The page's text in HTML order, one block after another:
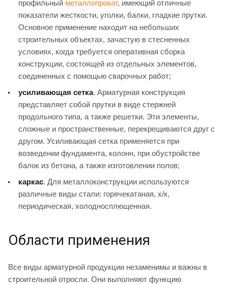
профильный металлопрокат, имеющий отличные
показатели жесткости, уголки, балки, гладкие прутки.
Основное применение находит на небольших
строительных объектах, зачастую в стесненных
условиях, когда требуется оперативная сборка
конструкции, состоящей из отдельных элементов,
соединенных с помощью сварочных работ;
усиливающая сетка. Арматурная конструкция
представляет собой прутки в виде стержней
продольного типа, а также решетки. Эти элементы,
сложные и пространственные, перекрещиваются друг с
другом. Усиливающая сетка применяется при
возведении фундамента, колонн, при обустройстве
балок из бетона, а также изготовлении полов;
каркас. Для металлоконструкции используются
различные виды стали: горячекатаная, х/к,
периодическая, холодносплющенная.
Области применения
Все виды арматурной продукции незаменимы и важны в
строительной отросли. Они выполняют функцию